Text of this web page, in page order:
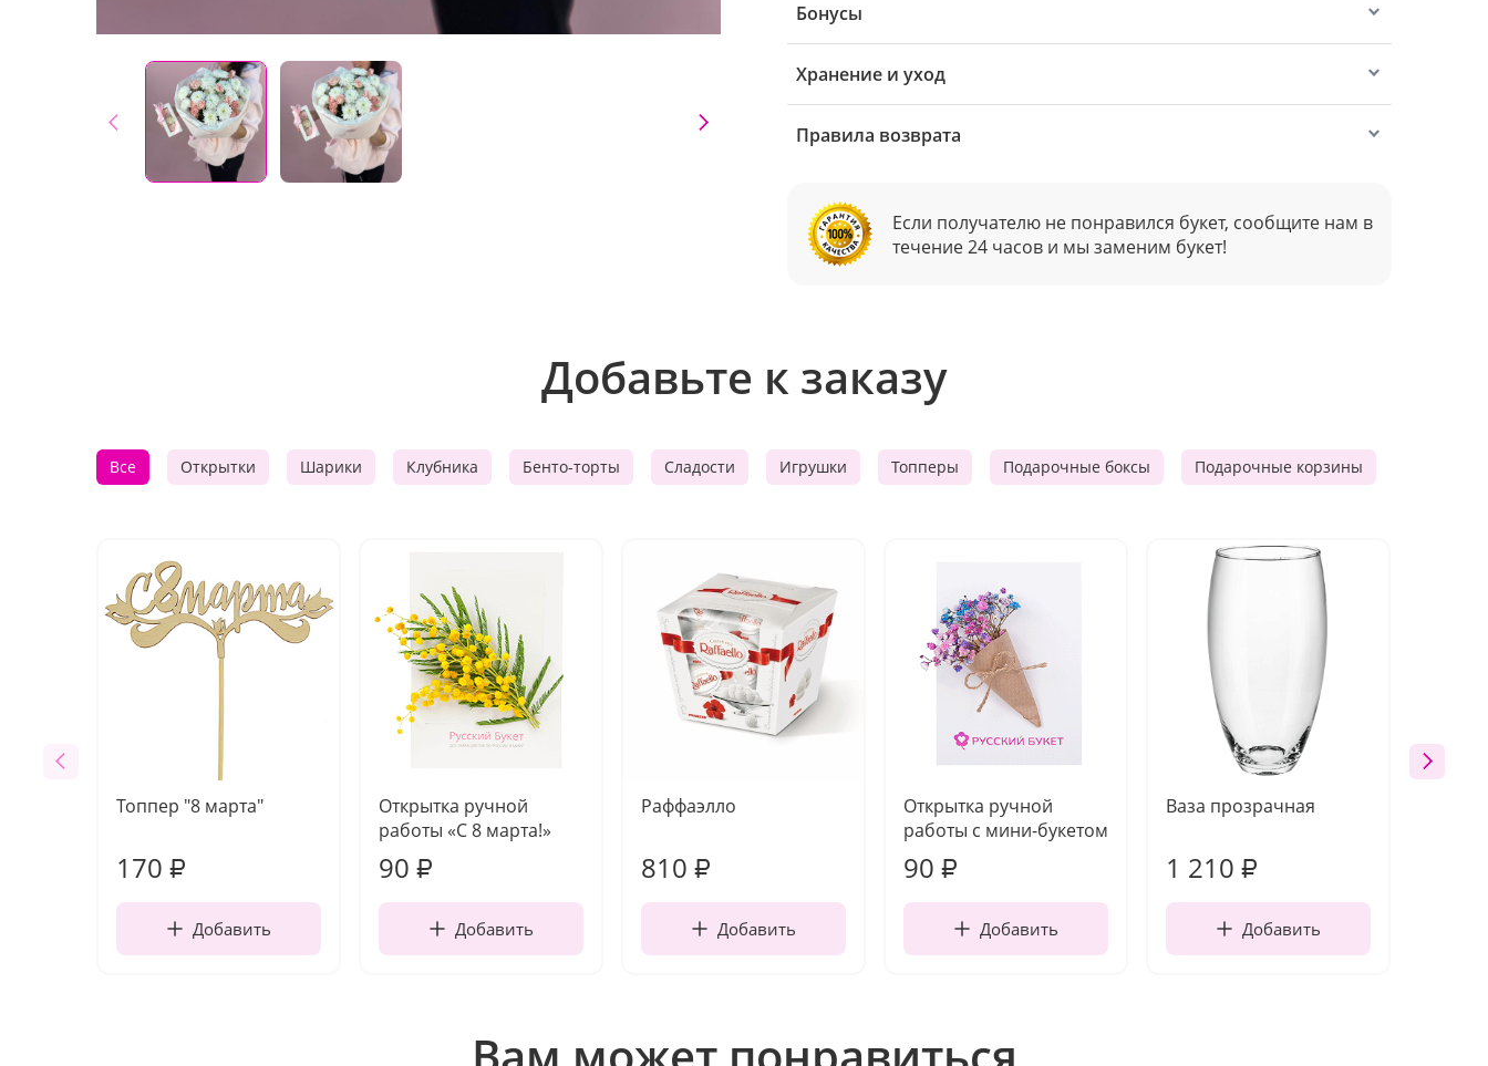
Бонусы
Хранение и уход
Правила возврата
Если получателю не понравился букет, сообщите нам в
течение 24 часов и мы заменим букет!
Добавьте к заказу
Все Открытки Шарики Клубника Бенто-торты Сладости Игрушки Топперы Подарочные боксы Подарочные корзины
Топпер "8 марта"
170 ₽
Добавить
Открытка ручной
работы «С 8 марта!»
90 ₽
Добавить
Раффаэлло
810 ₽
Добавить
Открытка ручной
работы с мини-букетом
90 ₽
Добавить
Ваза прозрачная
1 210 ₽
Добавить